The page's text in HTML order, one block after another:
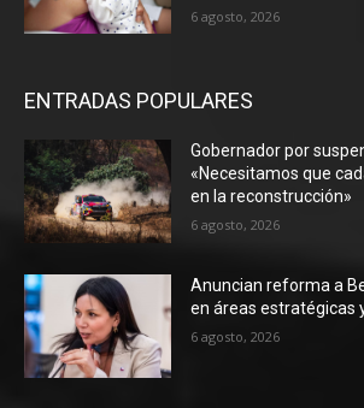
6 agosto, 2026
ENTRADAS POPULARES
Gobernador por
«Necesitamos que
en la reconstrucción»
6 agosto, 2026
Anuncian reforma a
en áreas estratégicas
6 agosto, 2026